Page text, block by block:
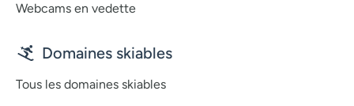
Webcams en vedette
Domaines skiables
Tous les domaines skiables